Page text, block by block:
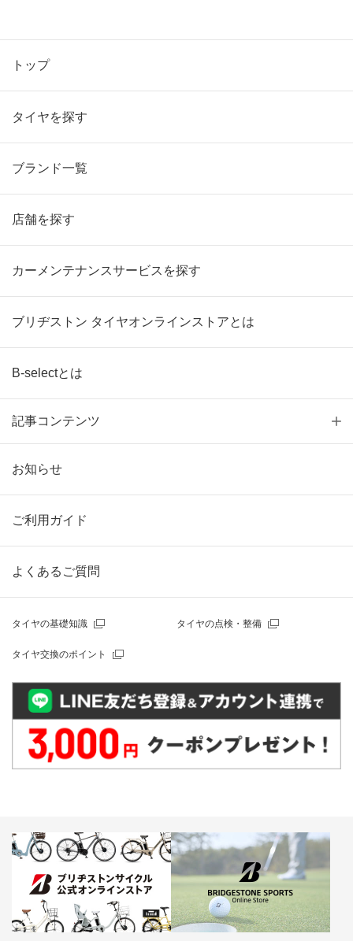
トップ
タイヤを探す
ブランド一覧
店舗を探す
カーメンテナンスサービスを探す
ブリヂストン タイヤオンラインストアとは
B-selectとは
記事コンテンツ
お知らせ
ご利用ガイド
よくあるご質問
タイヤの基礎知識 タイヤの点検・整備
タイヤ交換のポイント